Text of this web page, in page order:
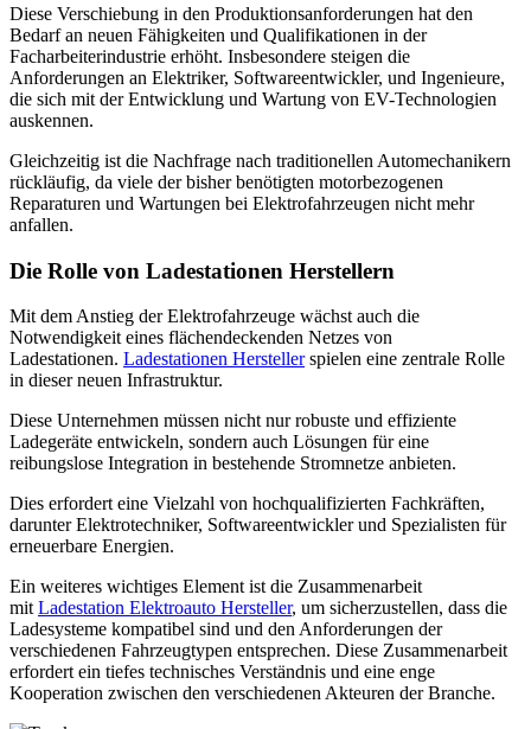
Diese Verschiebung in den Produktionsanforderungen hat den
Bedarf an neuen Fähigkeiten und Qualifikationen in der
Facharbeiterindustrie erhöht. Insbesondere steigen die
Anforderungen an Elektriker, Softwareentwickler, und Ingenieure,
die sich mit der Entwicklung und Wartung von EV-Technologien
auskennen.
Gleichzeitig ist die Nachfrage nach traditionellen Automechanikern
rückläufig, da viele der bisher benötigten motorbezogenen
Reparaturen und Wartungen bei Elektrofahrzeugen nicht mehr
anfallen.
Die Rolle von Ladestationen Herstellern
Mit dem Anstieg der Elektrofahrzeuge wächst auch die
Notwendigkeit eines flächendeckenden Netzes von
Ladestationen. Ladestationen Herstellerspielen eine zentrale Rolle
in dieser neuen Infrastruktur.
Diese Unternehmen müssen nicht nur robuste und effiziente
Ladegeräte entwickeln, sondern auch Lösungen für eine
reibungslose Integration in bestehende Stromnetze anbieten.
Dies erfordert eine Vielzahl von hochqualifizierten Fachkräften,
darunter Elektrotechniker, Softwareentwickler und Spezialisten für
erneuerbare Energien.
Ein weiteres wichtiges Element ist die Zusammenarbeit
mit Ladestation Elektroauto Hersteller, um sicherzustellen, dass die
Ladesysteme kompatibel sind und den Anforderungen der
verschiedenen Fahrzeugtypen entsprechen. Diese Zusammenarbeit
erfordert ein tiefes technisches Verständnis und eine enge
Kooperation zwischen den verschiedenen Akteuren der Branche.